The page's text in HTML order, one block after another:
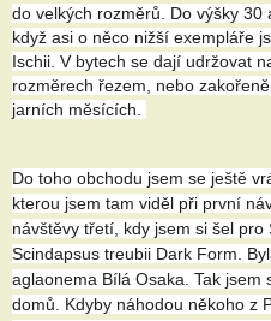
do velkých rozměrů. Do výšky 30
když asi o něco nižší exempláře
Ischii. V bytech se dají udržovat
rozměrech řezem, nebo
jarních měsících.
Do toho obchodu jsem se ještě
kterou jsem tam viděl při první
návštěvy třetí, kdy jsem si šel
Scindapsus treubii Dark Form.
aglaonema Bílá Osaka. Tak jsem
domů. Kdyby náhodou někoho z